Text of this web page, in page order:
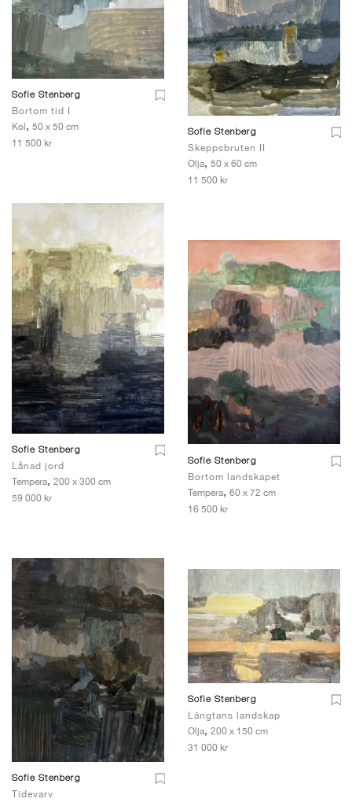
Sofie Stenberg
Bortom tid I
Kol , 50 x 50 cm
11 500 kr
Sofie Stenberg
Skeppsbruten II
Olja, 50 x 60 cm
11 500 kr
Sofie Stenberg
Lånad jord
Tempera, 200 x 300 cm
59 000 kr
Sofie Stenberg
Bortom landskapet
Tempera, 60 x 72 cm
16 500 kr
Sofie Stenberg
Tidevarv
Sofie Stenberg
Längtans landskap
Olja, 200 x 150 cm
31 000 kr